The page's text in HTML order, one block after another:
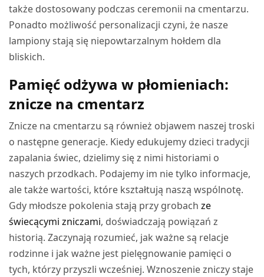
także dostosowany podczas ceremonii na cmentarzu.
Ponadto możliwość personalizacji czyni, że nasze
lampiony stają się niepowtarzalnym hołdem dla
bliskich.
Pamięć odżywa w płomieniach:
znicze na cmentarz
Znicze na cmentarzu są również objawem naszej troski
o następne generacje. Kiedy edukujemy dzieci tradycji
zapalania świec, dzielimy się z nimi historiami o
naszych przodkach. Podajemy im nie tylko informacje,
ale także wartości, które kształtują naszą wspólnotę.
Gdy młodsze pokolenia stają przy grobachze
świecącymi zniczami, doświadczają powiązań z
historią. Zaczynają rozumieć, jak ważne są relacje
rodzinne i jak ważne jest pielęgnowanie pamięci o
tych, którzy przyszli wcześniej. Wznoszenie zniczy staje